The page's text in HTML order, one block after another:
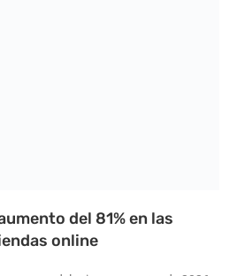
del 81% en las
online